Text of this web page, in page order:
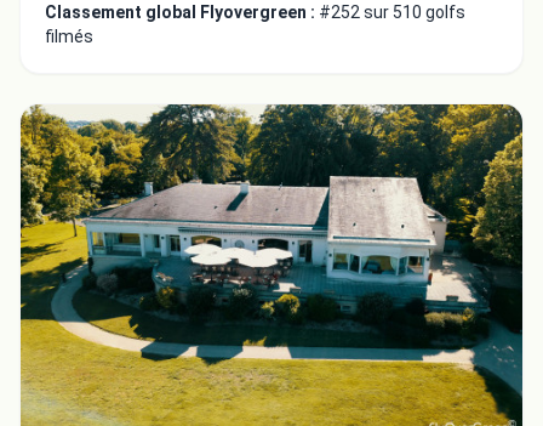
Classement global Flyovergreen : #252 sur 510 golfs
filmés